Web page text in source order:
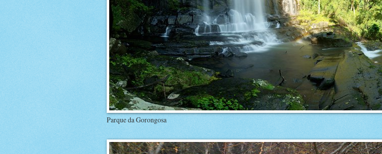
Parque da Gorongosa